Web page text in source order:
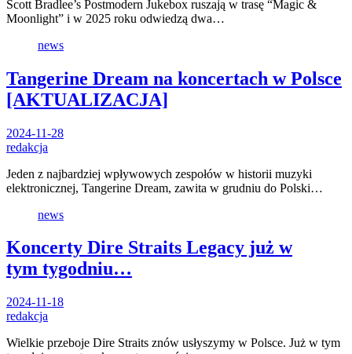
Scott Bradlee’s Postmodern Jukebox ruszają w trasę “Magic &
Moonlight” i w 2025 roku odwiedzą dwa…
news
Tangerine Dream na koncertach w Polsce
[AKTUALIZACJA]
2024-11-28
redakcja
Jeden z najbardziej wpływowych zespołów w historii muzyki
elektronicznej, Tangerine Dream, zawita w grudniu do Polski…
news
Koncerty Dire Straits Legacy już w
tym tygodniu…
2024-11-18
redakcja
Wielkie przeboje Dire Straits znów usłyszymy w Polsce. Już w tym